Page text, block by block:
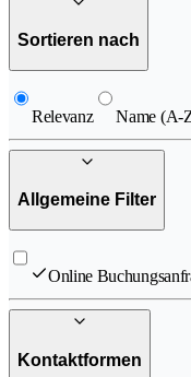
Sortieren nach
Relevanz Name (A-
Allgemeine Filter
Online
Kontaktformen